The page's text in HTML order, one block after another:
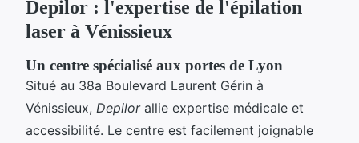
Depilor : l'expertise de l'épilation
laser à Vénissieux
Un centre spécialisé aux portes de Lyon
Situé au 38a Boulevard Laurent Gérin à
Vénissieux, Depilorallie expertise médicale et
accessibilité. Le centre est facilement joignable